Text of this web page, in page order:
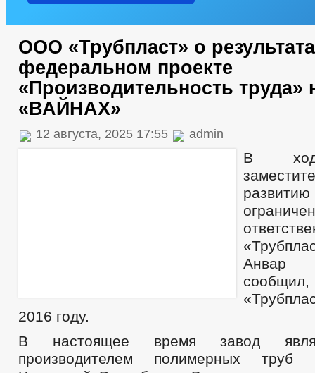
ООО «Трубпласт» о
федеральном проекте
«Производительность труда»
«ВАЙНАХ»
12 августа, 2025 17:55 admin
В
Анвар
2016 году.
В настоящее время завод
производителем полимерных труб